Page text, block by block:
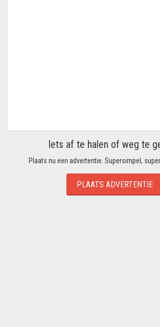
Iets af te halen of weg te
Plaats nu een advertentie. Supersimpel,
PLAATS ADVERTENTIE